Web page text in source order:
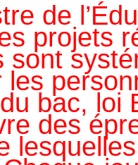
de
projets
sont
les
bac, loi
des